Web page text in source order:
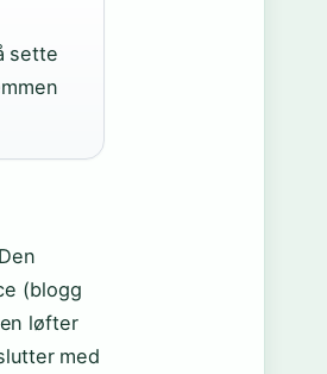
sette
(blogg
løfter
med